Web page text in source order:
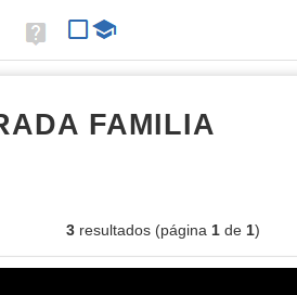
avanzada
Ayuda
(en
FAMILIA
3resultados (página 1de 1)